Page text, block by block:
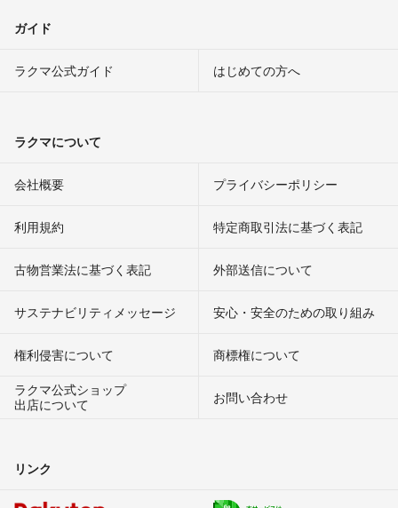
ガイド
ラクマ公式ガイド はじめての方へ
ラクマについて
会社概要 プライバシーポリシー
利用規約 特定商取引法に基づく表記
古物営業法に基づく表記 外部送信について
サステナビリティメッセージ 安心・安全のための取り組み
権利侵害について
商標権について
ラクマ公式ショップ
出店について
お問い合わせ
リンク